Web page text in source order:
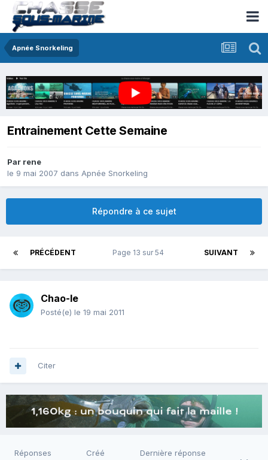
Apnée Snorkeling
Entrainement Cette Semaine
Par rene
le 9 mai 2007 dans Apnée Snorkeling
Répondre à ce sujet
PRÉCÉDENT SUIVANT
Page 13 sur 54
Chao-le
Posté(e) le 19 mai 2011
Citer
Réponses Créé Dernière réponse